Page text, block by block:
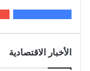
الأخبار الاقتصادية